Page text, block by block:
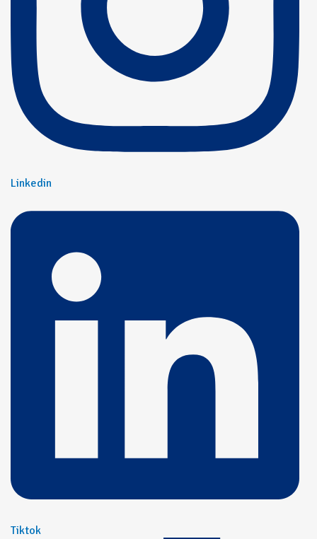
Linkedin
Tiktok